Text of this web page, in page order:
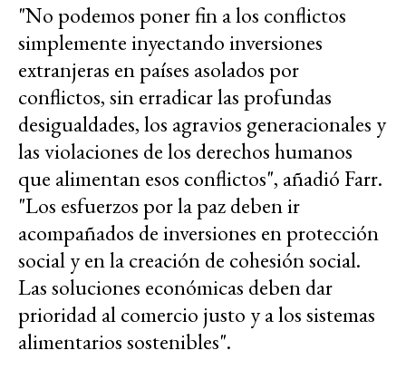
"No podemos poner fin a los conflictos
simplemente inyectando inversiones
extranjeras en países asolados por
conflictos, sin erradicar las profundas
desigualdades, los agravios generacionales y
las violaciones de los derechos humanos
que alimentan esos conflictos", añadió Farr.
"Los esfuerzos por la paz deben ir
acompañados de inversiones en protección
social y en la creación de cohesión social.
Las soluciones económicas deben dar
prioridad al comercio justo y a los sistemas
alimentarios sostenibles".